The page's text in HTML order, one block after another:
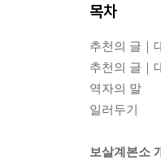
목차
추천의 글｜
추천의 글｜
역자의 말
일러두기
보살계본소